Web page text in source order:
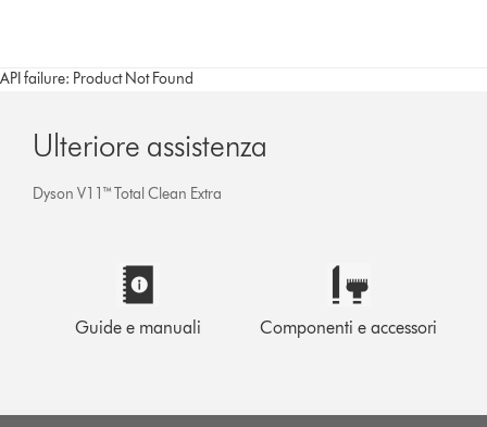
API failure: Product Not Found
Ulteriore assistenza
Dyson V11™ Total Clean Extra
Guide e manuali Componenti e accessori